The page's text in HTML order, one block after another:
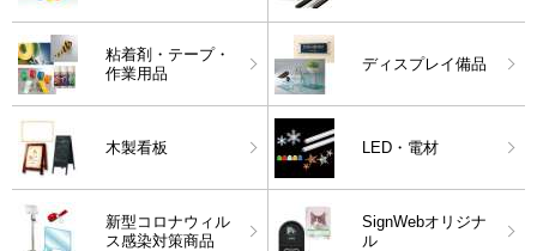
粘着剤・テープ・
作業用品
ディスプレイ備品
木製看板 LED・電材
新型コロナウィル
ス感染対策商品
SignWebオリジナ
ル